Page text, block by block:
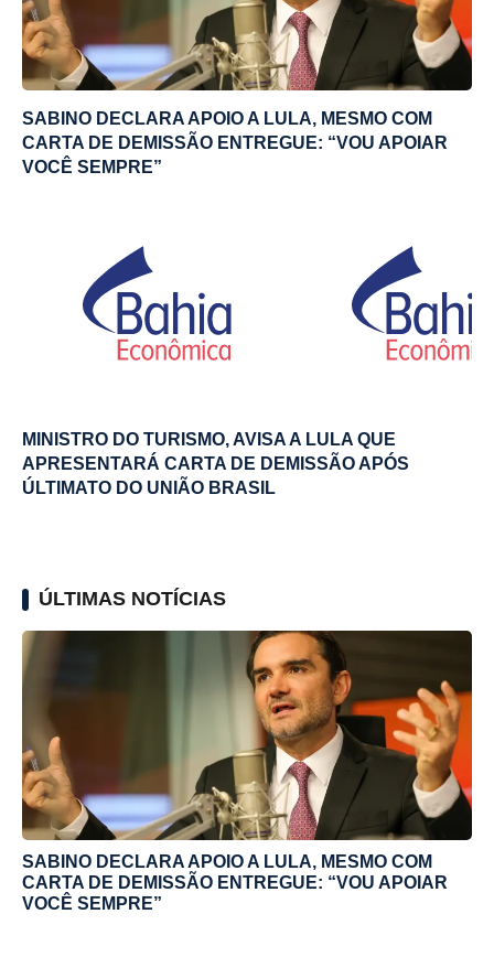
SABINO DECLARA APOIO A LULA, MESMO COM
CARTA DE DEMISSÃO ENTREGUE: “VOU APOIAR
VOCÊ SEMPRE”
MINISTRO DO TURISMO, AVISA A LULA QUE
APRESENTARÁ CARTA DE DEMISSÃO APÓS
ÚLTIMATO DO UNIÃO BRASIL
ÚLTIMAS NOTÍCIAS
SABINO DECLARA APOIO A LULA, MESMO COM
CARTA DE DEMISSÃO ENTREGUE: “VOU APOIAR
VOCÊ SEMPRE”